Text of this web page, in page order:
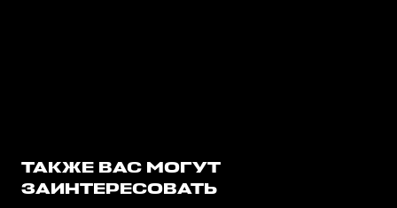
ТАКЖЕ ВАС МОГУТ
ЗАИНТЕРЕСОВАТЬ